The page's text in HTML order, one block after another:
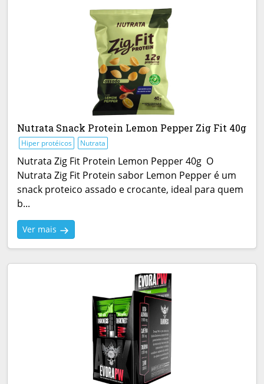
Nutrata Snack Protein Lemon Pepper Zig Fit 40g
Hiper protéicos Nutrata
Nutrata Zig Fit Protein Lemon Pepper 40g O
Nutrata Zig Fit Protein sabor Lemon Pepper é um
snack proteico assado e crocante, ideal para quem
b...
Ver mais